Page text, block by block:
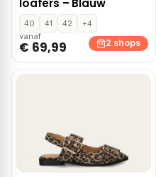
loafers – Blauw
40 41 42
+4
vanaf
€ 69,99 2 shops